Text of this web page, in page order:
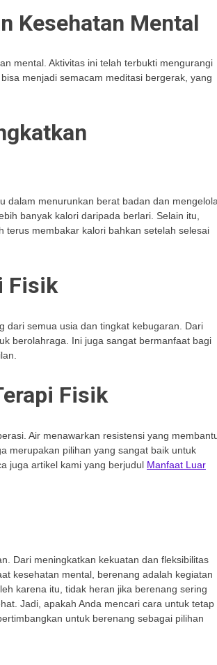
Kesehatan Mental
mental. Aktivitas ini telah terbukti mengurangi
menjadi semacam meditasi bergerak, yang
dalam menurunkan berat badan dan
banyak kalori daripada berlari. Selain itu,
terus membakar kalori bahkan setelah selesai
Fisik
dari semua usia dan tingkat kebugaran. Dari
berolahraga. Ini juga sangat bermanfaat bagi
Fisik
Air menawarkan resistensi yang
merupakan pilihan yang sangat baik untuk
juga artikel kami yang berjudul Manfaat Luar
Dari meningkatkan kekuatan dan fleksibilitas
kesehatan mental, berenang adalah kegiatan
karena itu, tidak heran jika berenang sering
Jadi, apakah Anda mencari cara untuk tetap
untuk berenang sebagai pilihan